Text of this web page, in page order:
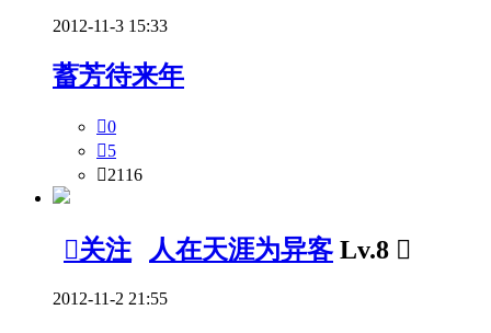
2012-11-3 15:33
蓄芳待来年
0
5
2116
关注 人在天涯为异客 Lv.8 
2012-11-2 21:55